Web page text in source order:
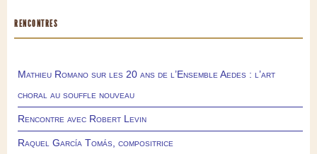
RENCONTRES
Mathieu Romano sur les 20 ans de l’Ensemble Aedes : l’art
choral au souffle nouveau
Rencontre avec Robert Levin
Raquel García Tomás, compositrice